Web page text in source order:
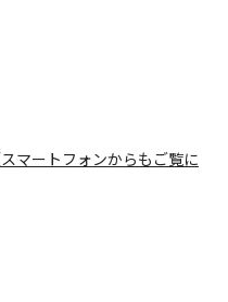
マートフォンからもご覧に